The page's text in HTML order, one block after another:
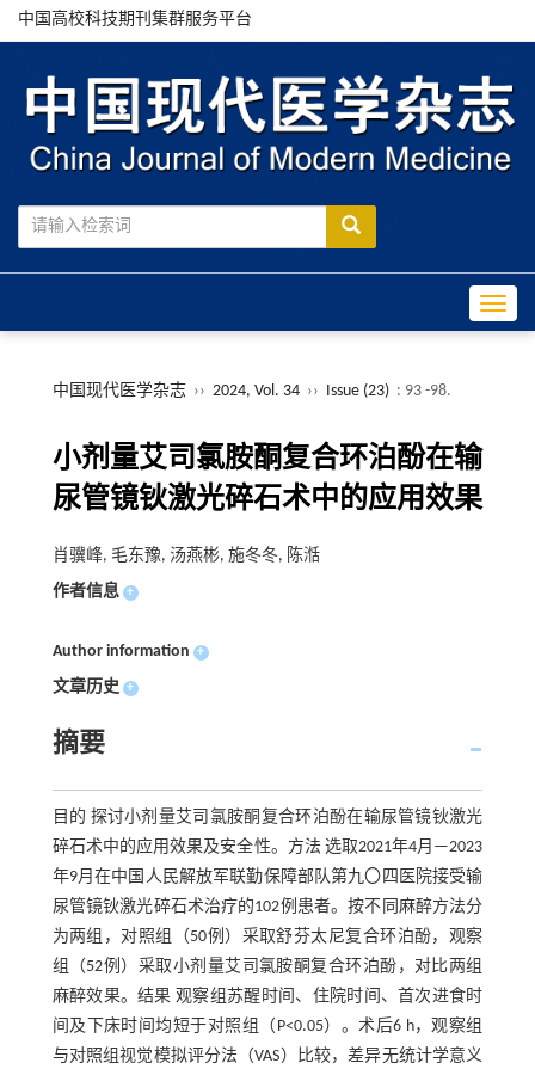
中国高校科技期刊集群服务平台
中国现代医学杂志 ›› 2024, Vol. 34 ›› Issue (23) : 93 -98.
小剂量艾司氯胺酮复合环泊酚在输
尿管镜钬激光碎石术中的应用效果
肖骥峰, 毛东豫, 汤燕彬, 施冬冬, 陈湉
作者信息 +
Author information +
文章历史 +
摘要
目的 探讨小剂量艾司氯胺酮复合环泊酚在输尿管镜钬激光
碎石术中的应用效果及安全性。方法 选取2021年4月—2023
年9月在中国人民解放军联勤保障部队第九〇四医院接受输
尿管镜钬激光碎石术治疗的102例患者。按不同麻醉方法分
为两组，对照组（50例）采取舒芬太尼复合环泊酚，观察
组（52例）采取小剂量艾司氯胺酮复合环泊酚，对比两组
麻醉效果。结果 观察组苏醒时间、住院时间、首次进食时
间及下床时间均短于对照组（P<0.05）。术后6 h，观察组
与对照组视觉模拟评分法（VAS）比较，差异无统计学意义